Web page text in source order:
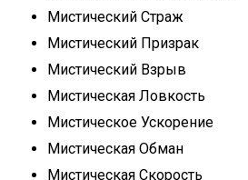
Мистический Страж
Мистический Призрак
Мистический Взрыв
Мистическая Ловкость
Мистическое Ускорение
Мистическая Обман
Мистическая Скорость